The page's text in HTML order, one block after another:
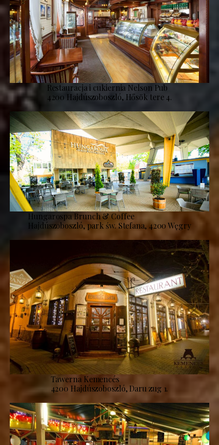
Restauracja i cukiernia Nelson Pub
4200 Hajdúszoboszló, Hősök tere 4.
Hungarospa Brunch & Coffee
Hajdúszoboszló, park św. Stefana, 4200 Węgry
Tawerna Kemencés
4200 Hajdúszoboszló, Daru zug 1.